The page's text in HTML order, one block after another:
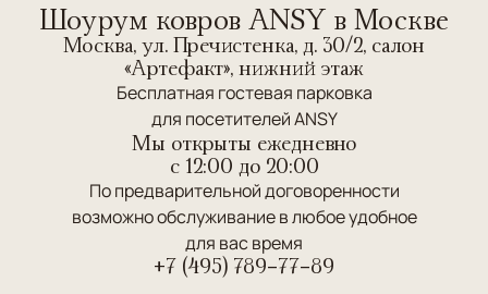
Шоурум ковров ANSY в Москве
Москва, ул. Пречистенка, д. 30/2, салон
«Артефакт», нижний этаж
Бесплатная гостевая парковка
для посетителей ANSY
Мы открыты ежедневно
c 12:00 до 20:00
По предварительной договоренности
возможно обслуживание в любое удобное
для вас время
+7 (495) 789-77-89